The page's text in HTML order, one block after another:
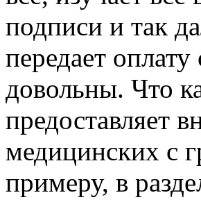
подписи и так
передает
довольны. Что
предоставляет
медицинских с
примеру, в